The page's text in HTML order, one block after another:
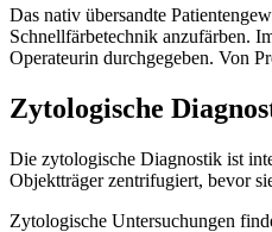
Das nativ übersandte
Schnellfärbetechnik anzufärben.
Operateurin durchgegeben. Von
Zytologische
Die zytologische Diagnostik ist
Objektträger zentrifugiert, bevor
Zytologische Untersuchungen